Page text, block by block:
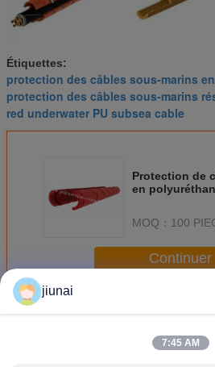
Étiquettes:
protection des câbles sous-marins
protection des câbles sous-marins
red underwater PU subsea cable
Protection de
en
MOQ： 100
Continuer
PlusProtection des câbles sous-
jiunai
7:45 AM